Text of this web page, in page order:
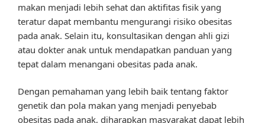
makan menjadi lebih sehat dan aktifitas fisik yang
teratur dapat membantu mengurangi risiko obesitas
pada anak. Selain itu, konsultasikan dengan ahli gizi
atau dokter anak untuk mendapatkan panduan yang
tepat dalam menangani obesitas pada anak.
Dengan pemahaman yang lebih baik tentang faktor
genetik dan pola makan yang menjadi penyebab
obesitas pada anak, diharapkan masyarakat dapat lebih